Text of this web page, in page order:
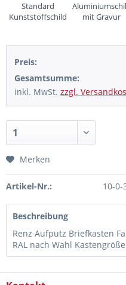
Standard
Kunststoffschild
mit Gravur
Preis:
Gesamtsumme:
inkl. MwSt.zzgl.
Merken
Artikel-Nr.: 10-0-
Beschreibung
Renz Aufputz Briefkasten
RAL nach Wahl